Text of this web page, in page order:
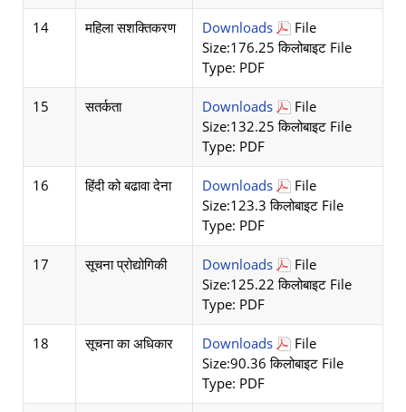
14 महिला सशक्तिकरण Downloads
File
Size:176.25 किलोबाइट File
Type: PDF
15 सतर्कता Downloads
File
Size:132.25 किलोबाइट File
Type: PDF
16 हिंदी को बढावा देना Downloads
File
Size:123.3 किलोबाइट File
Type: PDF
17 सूचना प्रोद्योगिकी Downloads
File
Size:125.22 किलोबाइट File
Type: PDF
18 सूचना का अधिकार Downloads
File
Size:90.36 किलोबाइट File
Type: PDF